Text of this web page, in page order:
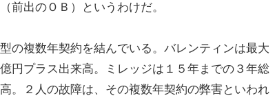
前出のＯＢ）というわけだ。
の複数年契約を結んでいる。バレンティンは最大
円プラス出来高。ミレッジは１５年までの３年総
。２人の故障は、その複数年契約の弊害といわれ